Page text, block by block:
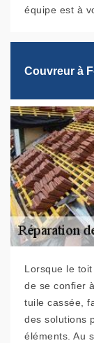
équipe est à
Couvreur à
Lorsque le
de se confier
tuile cassée,
des solutions
éléments. Au